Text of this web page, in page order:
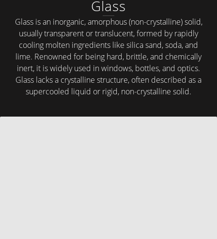
Glass
Glass is an inorganic, amorphous (non-crystalline) solid,
usually transparent or translucent, formed by rapidly
cooling molten ingredients like silica sand, soda, and
lime. Renowned for being hard, brittle, and chemically
inert, it is widely used in windows, bottles, and optics.
Glass lacks a crystalline structure, often described as a
supercooled liquid or rigid, non-crystalline solid.